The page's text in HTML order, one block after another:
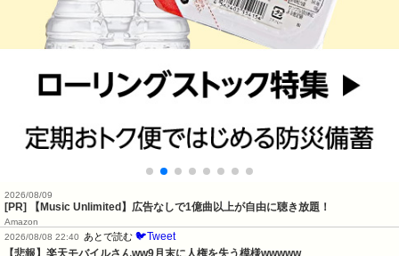
2026/08/09
[PR] 【Music Unlimited】広告なしで1億曲以上が自由に聴き放題！
Amazon
2026/08/08 22:40
あとで読む 🐦Tweet
【悲報】楽天モバイルさんww9月末に人権を失う模様wwwww